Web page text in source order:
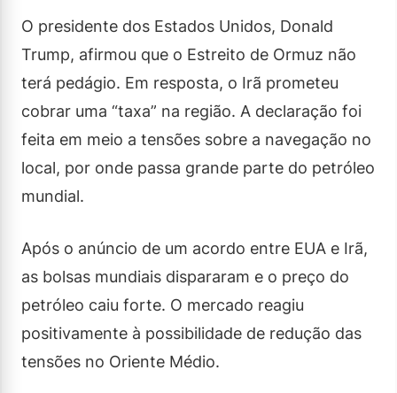
O presidente dos Estados Unidos, Donald
Trump, afirmou que o Estreito de Ormuz não
terá pedágio. Em resposta, o Irã prometeu
cobrar uma “taxa” na região. A declaração foi
feita em meio a tensões sobre a navegação no
local, por onde passa grande parte do petróleo
mundial.
Após o anúncio de um acordo entre EUA e Irã,
as bolsas mundiais dispararam e o preço do
petróleo caiu forte. O mercado reagiu
positivamente à possibilidade de redução das
tensões no Oriente Médio.